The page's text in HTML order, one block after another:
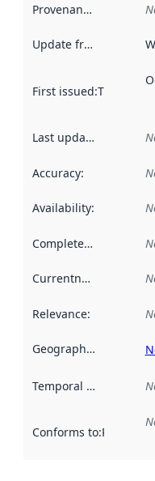
Provenance
Update frequency
First issued:This date
Last updated
Accuracy:
Availability:
Completeness
Currentness
Relevance:
Geographical scope
Temporal scope
Conforms to: